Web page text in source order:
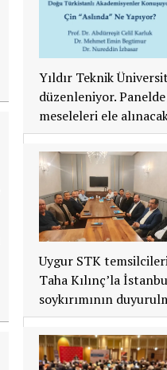
Yıldır Teknik
düzenleniyor.
meseleleri ele
Uygur STK
Taha Kılınç’la
soykırımının